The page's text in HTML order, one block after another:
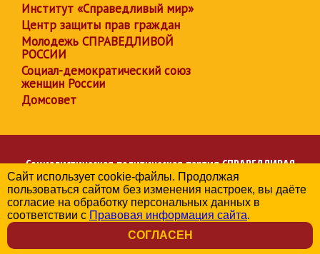
Институт «Справедливый мир»
Центр защиты прав граждан
Молодежь СПРАВЕДЛИВОЙ
РОССИИ
Социал-демократический союз
женщин России
Домсовет
Социалистическая политическая партияСПРАВЕДЛИВАЯ
РОССИЯ
Региональное отделение партии в Брянской области
© 2006-2026
Политика в отношении обработки персональных данных
Сайт использует cookie-файлы. Продолжая
пользоваться сайтом без изменения настроек, вы даёте
согласие на обработку персональных данных в
соответствии с Правовая информация сайта.
СОГЛАСЕН